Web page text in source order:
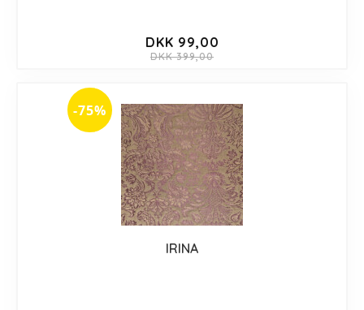
DKK 99,00
DKK 399,00
-75%
IRINA